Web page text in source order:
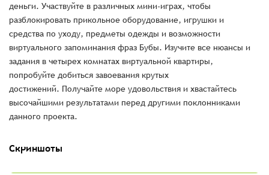
деньги. Участвуйте в различных мини-играх, чтобы
разблокировать прикольное оборудование, игрушки и
средства по уходу, предметы одежды и возможности
виртуального запоминания фраз Бубы. Изучите все нюансы и
задания в четырех комнатах виртуальной квартиры,
попробуйте добиться завоевания крутых
достижений. Получайте море удовольствия и хвастайтесь
высочайшими результатами перед другими поклонниками
данного проекта.
Скриншоты